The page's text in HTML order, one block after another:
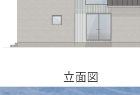
立面図